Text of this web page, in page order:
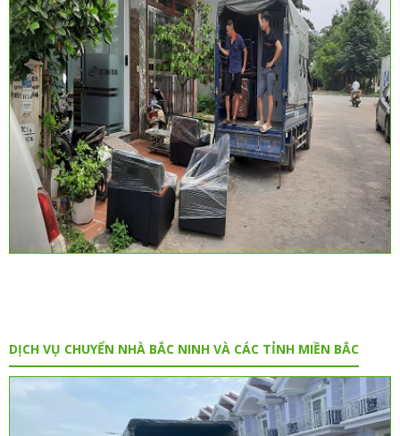
DỊCH VỤ CHUYỂN NHÀ BẮC NINH VÀ CÁC TỈNH MIỀN BẮC